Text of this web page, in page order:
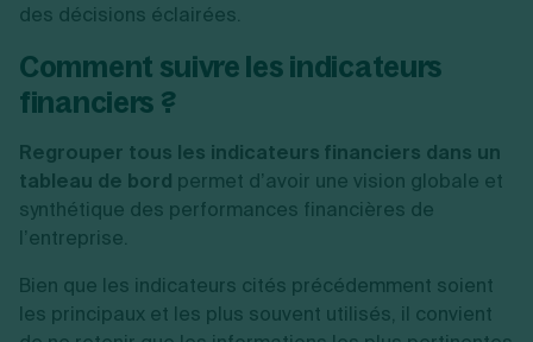
des décisions éclairées.
Comment suivre les indicateurs
financiers ?
Regrouper tous les indicateurs financiers dans un
tableau de bord permet d’avoir une vision globale et
synthétique des performances financières de
l’entreprise.
Bien que les indicateurs cités précédemment soient
les principaux et les plus souvent utilisés, il convient